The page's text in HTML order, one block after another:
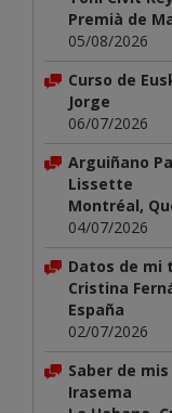
Premià de
05/08/2026
Curso de
Jorge
06/07/2026
Arguiñano
Lissette
Montréal,
04/07/2026
Datos de mi
Cristina
España
02/07/2026
Saber de
Irasema